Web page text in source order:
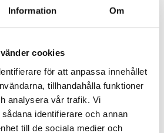
Information Om
cookies
för att anpassa innehållet
tillhandahålla funktioner
analysera vår trafik. Vi
identifierare och annan
till de sociala medier och
metall
med justerbara fötter
Fortsätt att fynda
& Skoställ